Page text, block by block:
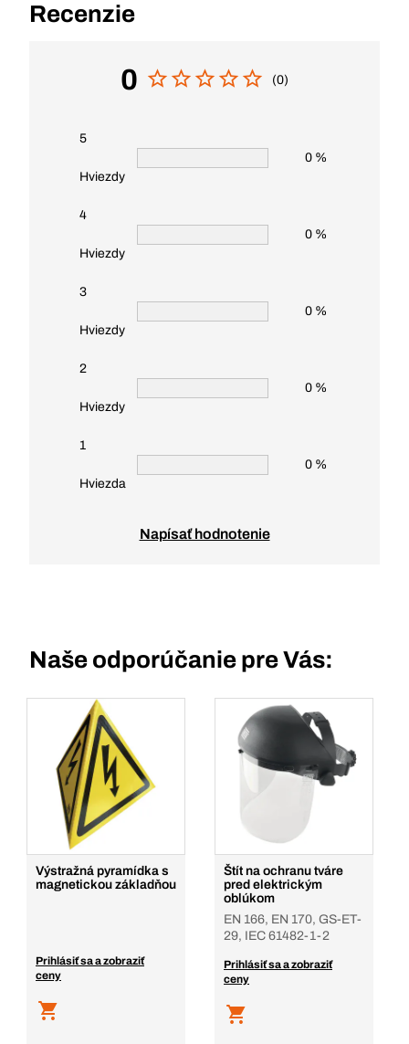
Recenzie
0 (0)
5
Hviezdy
0 %
4
Hviezdy
0 %
3
Hviezdy
0 %
2
Hviezdy
0 %
1
Hviezda
0 %
Napísať hodnotenie
Naše odporúčanie pre Vás:
Výstražná pyramídka s
magnetickou základňou
Prihlásiť sa a zobraziť
ceny
Štít na ochranu tváre
pred elektrickým
oblúkom
EN 166, EN 170, GS-ET-
29, IEC 61482-1-2
Prihlásiť sa a zobraziť
ceny